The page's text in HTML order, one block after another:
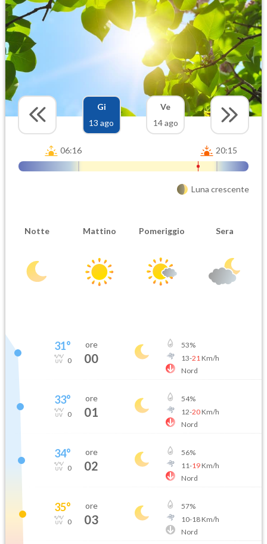
Gi
13 ago
Ve
14 ago
06:16 20:15
Luna crescente
Notte Mattino Pomeriggio Sera
31°
0
ore
00
53%
13-21 Km/h
Nord
33°
0
ore
01
54%
12-20Km/h
Nord
34°
0
ore
02
56%
11-19Km/h
Nord
35°
0
ore
03
57%
10-18Km/h
Nord